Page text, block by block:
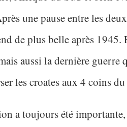
une pause entre les
de plus belle après
aussi la dernière guerre
les croates aux 4 coins
a toujours été importante,